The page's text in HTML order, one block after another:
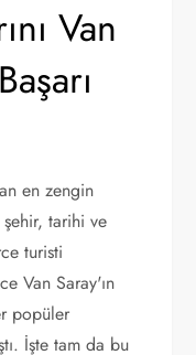
Van
en zengin
tarihi ve
turisti
Van Saray'ın
popüler
İşte tam da bu